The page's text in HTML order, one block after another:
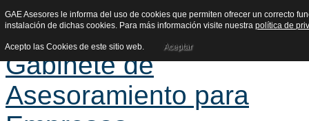
GAE Asesores le informa del uso de cookies que permiten ofrecer un correcto
instalación de dichas cookies. Para más información visite nuestra política de
Acepto las Cookies de este sitio web. Aceptar